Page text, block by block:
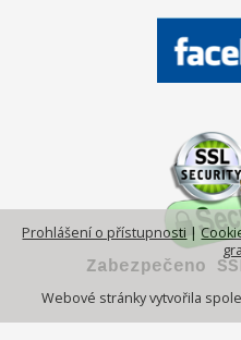
Zabezpečeno
Prohlášení o přístupnosti |
Webové stránky vytvořila